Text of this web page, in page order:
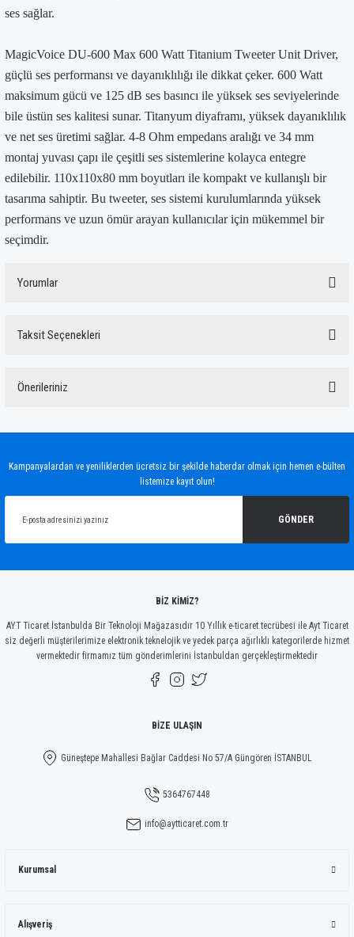
ses sağlar.
MagicVoice DU-600 Max 600 Watt Titanium Tweeter Unit Driver,
güçlü ses performansı ve dayanıklılığı ile dikkat çeker. 600 Watt
maksimum gücü ve 125 dB ses basıncı ile yüksek ses seviyelerinde
bile üstün ses kalitesi sunar. Titanyum diyaframı, yüksek dayanıklılık
ve net ses üretimi sağlar. 4-8 Ohm empedans aralığı ve 34 mm
montaj yuvası çapı ile çeşitli ses sistemlerine kolayca entegre
edilebilir. 110x110x80 mm boyutları ile kompakt ve kullanışlı bir
tasarıma sahiptir. Bu tweeter, ses sistemi kurulumlarında yüksek
performans ve uzun ömür arayan kullanıcılar için mükemmel bir
seçimdir.
Yorumlar
Taksit Seçenekleri
Önerileriniz
Ürün açıklamasında eksik bilgiler bulunuyor.
Gönder
Kampanyalardan ve yeniliklerden ücretsiz bir şekilde haberdar olmak için hemen e-bülten
listemize kayıt olun!
GÖNDER
BİZ KİMİZ?
AYT Ticaret İstanbulda Bir Teknoloji Mağazasıdır 10 Yıllık e-ticaret tecrübesi ile Ayt Ticaret
siz değerli müşterilerimize elektronik teknelojik ve yedek parça ağırlıklı kategorilerde hizmet
vermektedir firmamız tüm gönderimlerini İstanbuldan gerçekleştirmektedir
BİZE ULAŞIN
Güneştepe Mahallesi Bağlar Caddesi No 57/A Güngören İSTANBUL
5364767448
info@aytticaret.com.tr
Kurumsal
Alışveriş